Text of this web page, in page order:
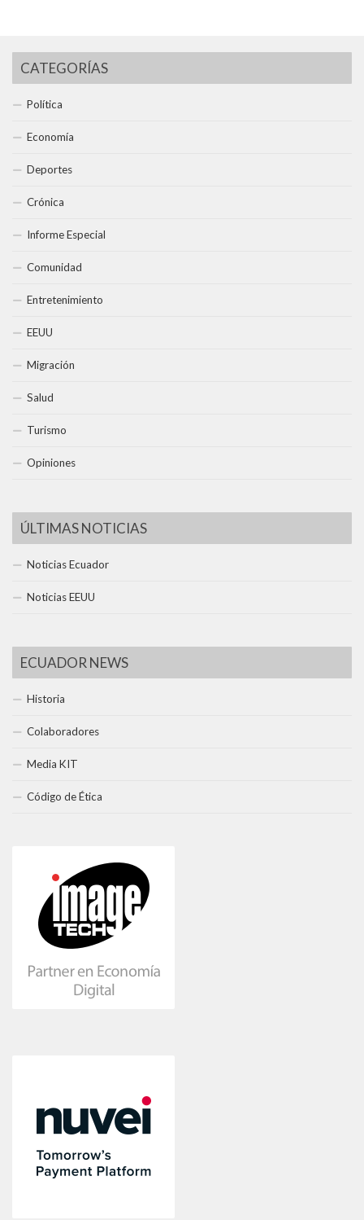
CATEGORÍAS
Política
Economía
Deportes
Crónica
Informe Especial
Comunidad
Entretenimiento
EEUU
Migración
Salud
Turismo
Opiniones
ÚLTIMAS NOTICIAS
Noticias Ecuador
Noticias EEUU
ECUADOR NEWS
Historia
Colaboradores
Media KIT
Código de Ética